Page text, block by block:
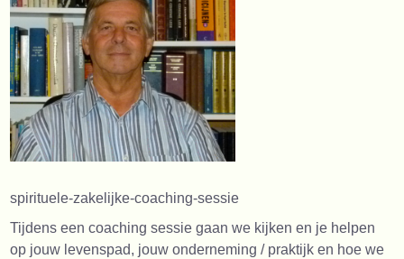
spirituele-zakelijke-coaching-sessie
Tijdens een coaching sessie gaan we kijken en je helpen
op jouw levenspad, jouw onderneming / praktijk en hoe we